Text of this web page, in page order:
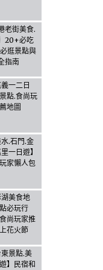
老街美食.
20+必吃
逛景點與
指南
一二日
點.食尚玩
地圖
水.石門.金
一日遊】
家懶人包
湖美食地
必玩行
尚玩家推
花火節
景點.美
】民宿和